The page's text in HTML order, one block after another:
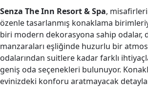
Senza The Inn Resort & Spa,
özenle tasarlanmış konaklama
biri modern dekorasyona sahip odalar,
manzaraları eşliğinde huzurlu bir
odalarından suitlere kadar farklı
geniş oda seçenekleri bulunuyor.
evinizdeki konforu aratmayacak